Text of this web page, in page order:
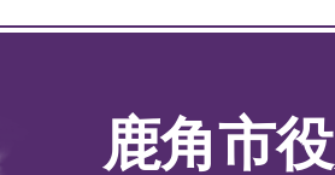
鹿角市